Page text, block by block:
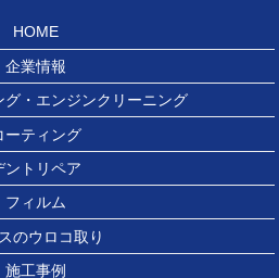
HOME
企業情報
グ・エンジンクリーニング
ーティング
ントリペア
フィルム
のウロコ取り
施工事例